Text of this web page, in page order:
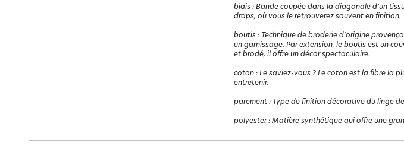
biais : Bande coupée dans la diagonale d’un
draps, où vous le retrouverez souvent en finition.
boutis : Technique de broderie d'origine
un garnissage. Par extension, le boutis est un
et brodé, il offre un décor spectaculaire.
coton : Le saviez-vous ? Le coton est la fibre la
entretenir.
parement : Type de finition décorative du linge
polyester: Matière synthétique qui offre une